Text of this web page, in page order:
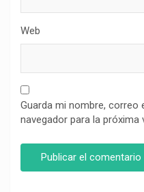
Web
Guarda mi nombre, correo
navegador para la próxima